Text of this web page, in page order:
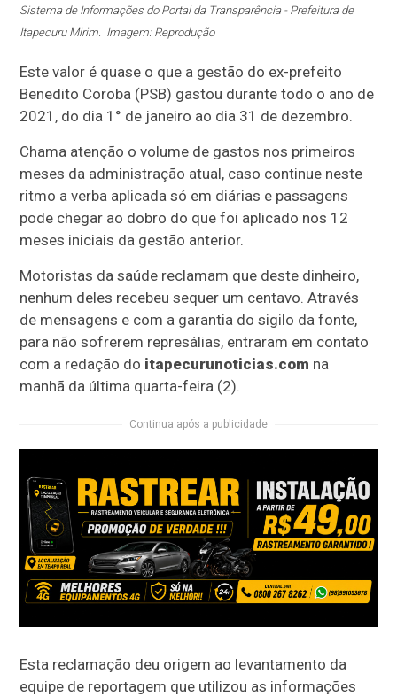
Sistema de Informações do Portal da Transparência - Prefeitura de
Itapecuru Mirim. Imagem: Reprodução
Este valor é quase o que a gestão do ex-prefeito
Benedito Coroba (PSB) gastou durante todo o ano de
2021, do dia 1° de janeiro ao dia 31 de dezembro.
Chama atenção o volume de gastos nos primeiros
meses da administração atual, caso continue neste
ritmo a verba aplicada só em diárias e passagens
pode chegar ao dobro do que foi aplicado nos 12
meses iniciais da gestão anterior.
Motoristas da saúde reclamam que deste dinheiro,
nenhum deles recebeu sequer um centavo. Através
de mensagens e com a garantia do sigilo da fonte,
para não sofrerem represálias, entraram em contato
com a redação do itapecurunoticias.com na
manhã da última quarta-feira (2).
Continua após a publicidade
Esta reclamação deu origem ao levantamento da
equipe de reportagem que utilizou as informações